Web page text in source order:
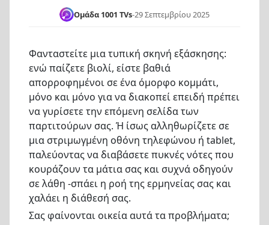
Ομάδα 1001 TVs-29 Σεπτεμβρίου 2025
Φανταστείτε μια τυπική σκηνή εξάσκησης:
ενώ παίζετε βιολί, είστε βαθιά
απορροφημένοι σε ένα όμορφο κομμάτι,
μόνο και μόνο για να διακοπεί επειδή πρέπει
να γυρίσετε την επόμενη σελίδα των
παρτιτούρων σας. Ή ίσως αλληθωρίζετε σε
μια στριμωγμένη οθόνη τηλεφώνου ή tablet,
παλεύοντας να διαβάσετε πυκνές νότες που
κουράζουν τα μάτια σας και συχνά οδηγούν
σε λάθη -σπάει η ροή της ερμηνείας σας και
χαλάει η διάθεσή σας.
Σας φαίνονται οικεία αυτά τα προβλήματα;